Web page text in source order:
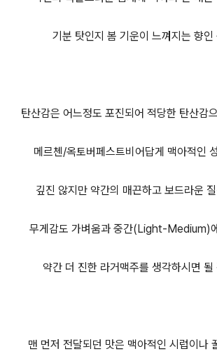
기분 탓인지 봄 기운이 느껴지는 향인
탄산감은 어느정도 포진되어 적당한 탄산감
메르첸/옥토버페스트비어답게 맥아적인
깊진 않지만 약간의 매끈하고 보드라운
무게감도 가벼움과 중간(Light-Medium)
약간 더 진한 라거맥주를 생각하시면 될
맨 먼저 전달되던 맛은 맥아적인 시럽이나